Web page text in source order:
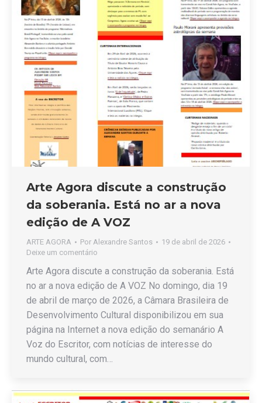
Arte Agora discute a construção
da soberania. Está no ar a nova
edição de A VOZ
ARTE AGORA Por Alexandre Santos
19 de abril de 2026
Deixe um comentário
Arte Agora discute a construção da soberania. Está
no ar a nova edição de A VOZ No domingo, dia 19
de abril de março de 2026, a Câmara Brasileira de
Desenvolvimento Cultural disponibilizou em sua
página na Internet a nova edição do semanário A
Voz do Escritor, com notícias de interesse do
mundo cultural, com…